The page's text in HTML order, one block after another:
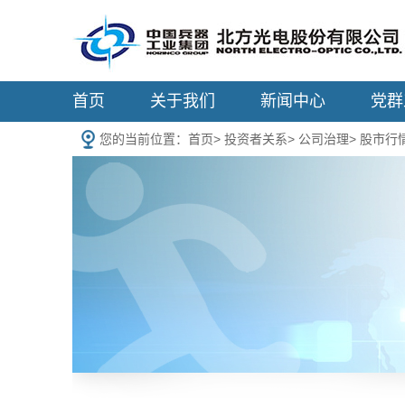
首页 关于我们 新闻中心 党
您的当前位置： 首页> 投资者关系> 公司治理> 股市行